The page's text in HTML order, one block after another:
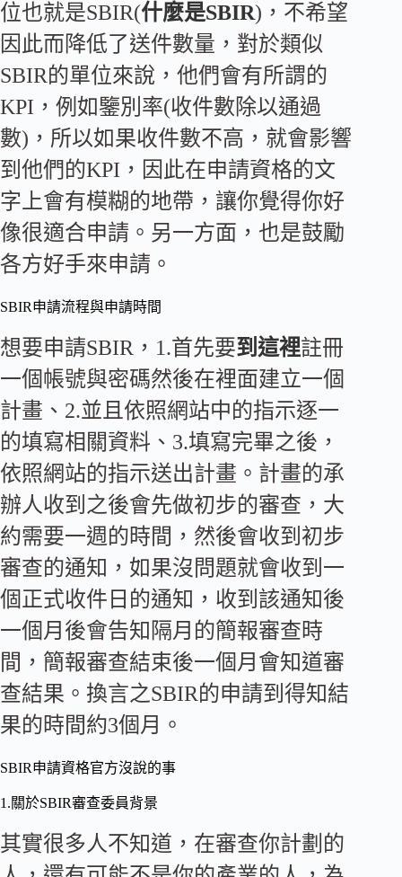
位也就是SBIR(什麼是SBIR)，不希望
因此而降低了送件數量，對於類似
SBIR的單位來說，他們會有所謂的
KPI，例如鑒別率(收件數除以通過
數)，所以如果收件數不高，就會影響
到他們的KPI，因此在申請資格的文
字上會有模糊的地帶，讓你覺得你好
像很適合申請。另一方面，也是鼓勵
各方好手來申請。
SBIR申請流程與申請時間
想要申請SBIR，1.首先要到這裡註冊
一個帳號與密碼然後在裡面建立一個
計畫、2.並且依照網站中的指示逐一
的填寫相關資料、3.填寫完畢之後，
依照網站的指示送出計畫。計畫的承
辦人收到之後會先做初步的審查，大
約需要一週的時間，然後會收到初步
審查的通知，如果沒問題就會收到一
個正式收件日的通知，收到該通知後
一個月後會告知隔月的簡報審查時
間，簡報審查結束後一個月會知道審
查結果。換言之SBIR的申請到得知結
果的時間約3個月。
SBIR申請資格官方沒說的事
1.關於SBIR審查委員背景
其實很多人不知道，在審查你計劃的